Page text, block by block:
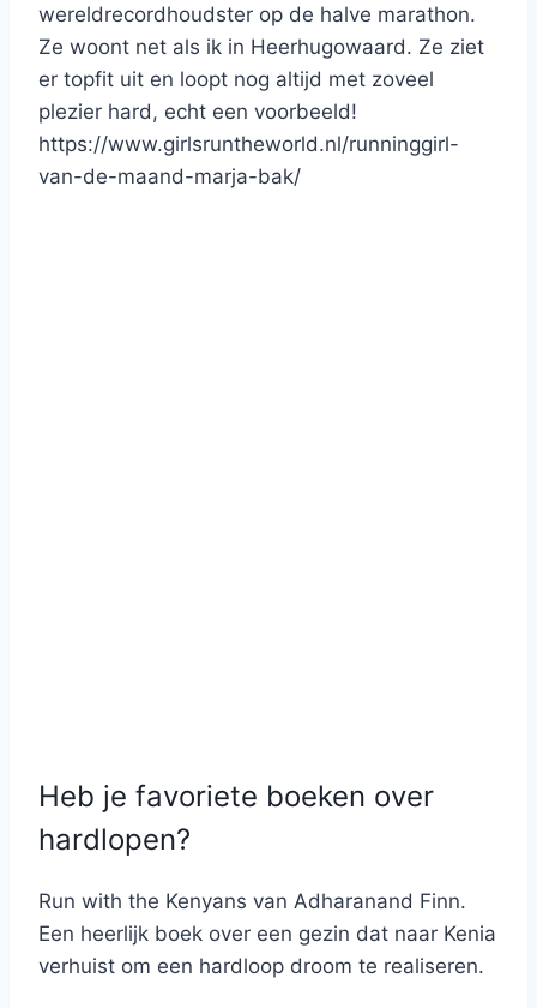
wereldrecordhoudster op de halve marathon.
Ze woont net als ik in Heerhugowaard. Ze ziet
er topfit uit en loopt nog altijd met zoveel
plezier hard, echt een voorbeeld!
https://www.girlsruntheworld.nl/runninggirl-
van-de-maand-marja-bak/
Heb je favoriete boeken over
hardlopen?
Run with the Kenyans van Adharanand Finn.
Een heerlijk boek over een gezin dat naar Kenia
verhuist om een hardloop droom te realiseren.